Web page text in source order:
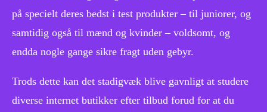
på specielt deres bedst i test produkter – til juniorer, og
samtidig også til mænd og kvinder – voldsomt, og
endda nogle gange sikre fragt uden gebyr.
Trods dette kan det stadigvæk blive gavnligt at studere
diverse internet butikker efter tilbud forud for at du